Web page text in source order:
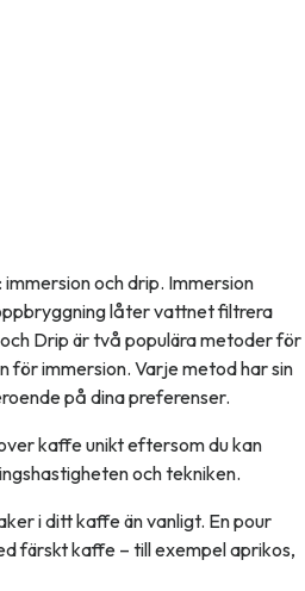
och drip. Immersion
låter vattnet filtrera
Drip är två populära metoder för
för immersion. Varje metod har sin
på dina preferenser.
kaffe unikt eftersom du kan
och tekniken.
i ditt kaffe än vanligt. En pour
färskt kaffe – till exempel aprikos,